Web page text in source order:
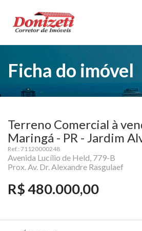
Ficha do imóvel
Terreno Comercial à
Maringá - PR - Jardim
Ref.: 71120000248
Avenida Lucílio de Held, 779-B
Prox. Av. Dr. Alexandre Rasgulaef
R$ 480.000,00